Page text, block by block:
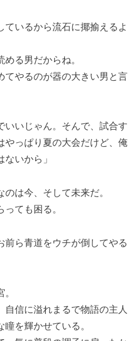
いるから流石に揶揄えるよ
る男だからね。
やるのが器の大きい男と言
いいじゃん。そんで、試合す
やっぱり夏の大会だけど、俺
いから」
は今、そして未来だ。
ても困る。
ら青道をウチが倒してやる
信に溢れまるで物語の主人
を輝かせている。